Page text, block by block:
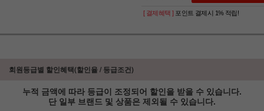
[ 결제혜택 ] 포인트 결제시 1% 적립!
회원등급별 할인혜택(할인율 / 등급조건)
누적 금액에 따라 등급이 조정되어 할인을 받을 수 있습니다.
단 일부 브랜드 및 상품은 제외될 수 있습니다.